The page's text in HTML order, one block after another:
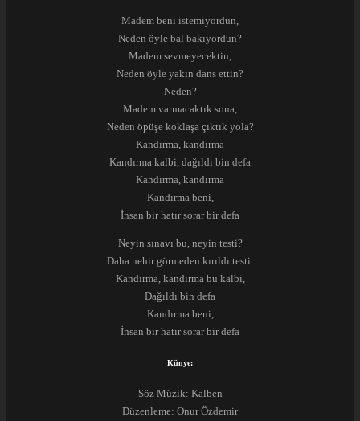
Madem beni istemiyordun,
Neden öyle bal bakıyordun?
Madem sevmeyecektin,
Neden öyle yakın dans ettin?
Neden?
Madem varmacaktık sona,
Neden öpüşe koklaşa çıktık yola?
Kandırma, kandırma
Kandırma kalbi, dağıldı bin defa
Kandırma, kandırma
Kandırma beni,
İnsan bir hatır sorar bir defa
Neyin sınavı bu, neyin testi?
Daha nehir görmeden kırıldı testi.
Kandırma, kandırma bu kalbi,
Dağıldı bin defa
Kandırma beni,
İnsan bir hatır sorar bir defa
Künye:
Söz Müzik: Kalben
Düzenleme: Onur Özdemir